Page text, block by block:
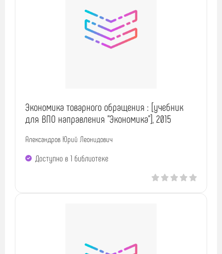
Экономика товарного обращения : [учебник
для ВПО направления "Экономика"], 2015
Александров Юрий Леонидович
Доступно в 1 библиотекe